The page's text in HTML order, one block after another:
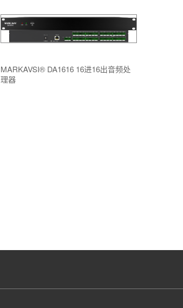
MARKAVSI® DA1616 16进16出音频处
理器